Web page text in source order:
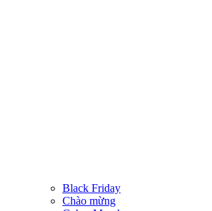
Black Friday
Chào mừng